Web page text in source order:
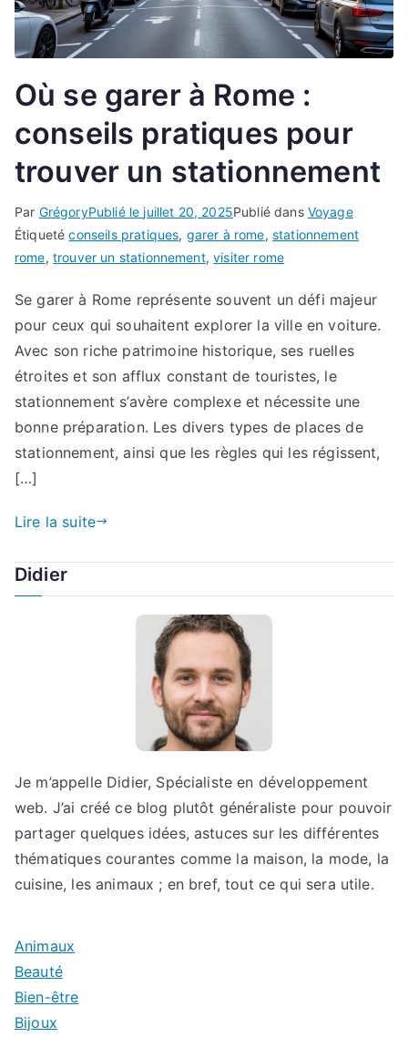
Où se garer à Rome :
conseils pratiques pour
trouver un stationnement
Par GrégoryPublié le juillet 20, 2025Publié dans Voyage
Étiquetéconseils pratiques, garer à rome, stationnement
rome, trouver un stationnement,visiter rome
Se garer à Rome représente souvent un défi majeur
pour ceux qui souhaitent explorer la ville en voiture.
Avec son riche patrimoine historique, ses ruelles
étroites et son afflux constant de touristes, le
stationnement s’avère complexe et nécessite une
bonne préparation. Les divers types de places de
stationnement, ainsi que les règles qui les régissent,
[…]
Lire la suite
Didier
Je m’appelle Didier, Spécialiste en développement
web. J’ai créé ce blog plutôt généraliste pour pouvoir
partager quelques idées, astuces sur les différentes
thématiques courantes comme la maison, la mode, la
cuisine, les animaux ; en bref, tout ce qui sera utile.
Animaux
Beauté
Bien-être
Bijoux